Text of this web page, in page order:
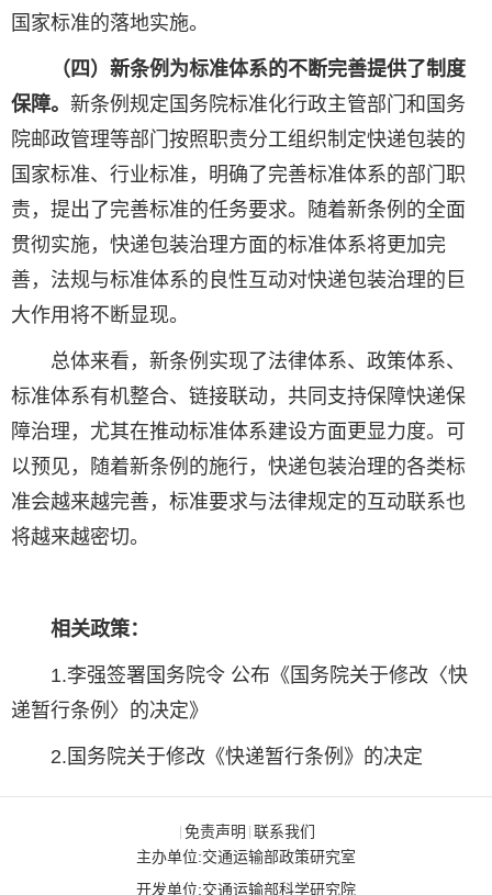
国家标准的落地实施。
（四）新条例为标准体系的不断完善提供了制度
保障。 新条例规定国务院标准化行政主管部门和国务
院邮政管理等部门按照职责分工组织制定快递包装的
国家标准、行业标准，明确了完善标准体系的部门职
责，提出了完善标准的任务要求。随着新条例的全面
贯彻实施，快递包装治理方面的标准体系将更加完
善，法规与标准体系的良性互动对快递包装治理的巨
大作用将不断显现。
总体来看，新条例实现了法律体系、政策体系、
标准体系有机整合、链接联动，共同支持保障快递保
障治理，尤其在推动标准体系建设方面更显力度。可
以预见，随着新条例的施行，快递包装治理的各类标
准会越来越完善，标准要求与法律规定的互动联系也
将越来越密切。
相关政策：
1.李强签署国务院令 公布《国务院关于修改〈快
递暂行条例〉的决定》
2. 国务院关于修改《快递暂行条例》的决定
| 免责声明 | 联系我们
主办单位:交通运输部政策研究室
开发单位:交通运输部科学研究院